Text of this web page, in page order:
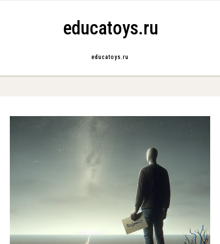
educatoys.ru
educatoys.ru